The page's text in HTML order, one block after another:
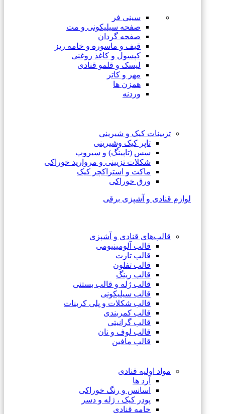
سینی فر
صفحه سیلیکونی و مت
صفحه گردان
قیف و ماسوره و خامه ریز
کپسول و کاغذ روغنی
لیسک و قلمو قنادی
مهر و کاتر
همزن ها
وردنه
تزیینات کیک و شیرینی
تاپر کیک وشیرینی
سس (تاپینگ) و سیروپ
شکلات تزیینی و مروارید خوراکی
ماکت و استراکچر کیک
ورق خوراکی
لوازم قنادی و آشپزی برقی
قالب‌های قنادی و آشپزی
قالب آلومینیومی
قالب تارت
قالب تفلون
قالب رینگ
قالب ژله و قالب بستنی
قالب سیلیکونی
قالب شکلات و پلی کربنات
قالب کمربندی
قالب گرانیتی
قالب لوف و نان
قالب مافین
مواد اولیه قنادی
آرد ها
اسانس و رنگ خوراکی
پودر کیک ، ژله و دسر
خامه قنادی